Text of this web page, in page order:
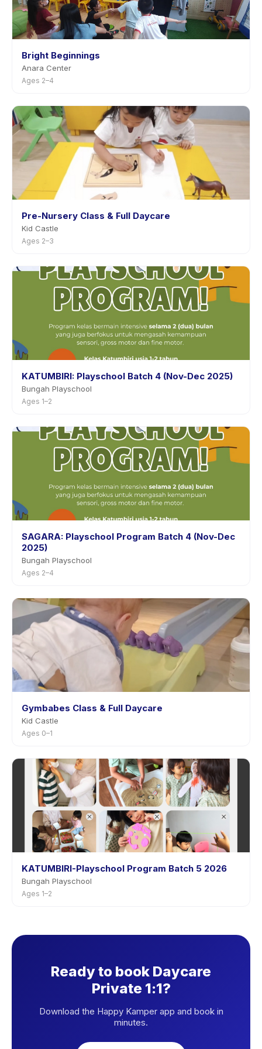
Bright Beginnings
Anara Center
Ages 2–4
Pre-Nursery Class & Full Daycare
Kid Castle
Ages 2–3
KATUMBIRI: Playschool Batch 4 (Nov-Dec 2025)
Bungah Playschool
Ages 1–2
SAGARA: Playschool Program Batch 4 (Nov-Dec
2025)
Bungah Playschool
Ages 2–4
Gymbabes Class & Full Daycare
Kid Castle
Ages 0–1
KATUMBIRI-Playschool Program Batch 5 2026
Bungah Playschool
Ages 1–2
Ready to book Daycare
Private 1:1?
Download the Happy Kamper app and book in
minutes.